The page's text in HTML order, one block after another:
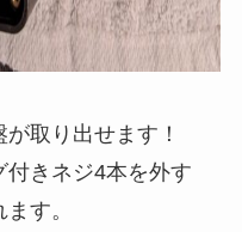
取り出せます！
きネジ4本を外す
す。